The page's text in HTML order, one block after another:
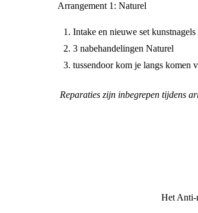
Arrangement 1: Naturel
Intake en nieuwe set
3 nabehandelingen Naturel
tussendoor kom je langs komen
Reparaties zijn inbegrepen tijdens
Het Anti-